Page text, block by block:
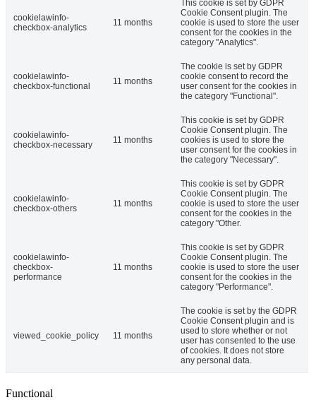
cookielawinfo-
checkbox-analytics
11 months
This cookie is set by GDPR
Cookie Consent plugin. The
cookie is used to store the user
consent for the cookies in the
category "Analytics".
cookielawinfo-
checkbox-functional
11 months
The cookie is set by GDPR
cookie consent to record the
user consent for the cookies in
the category "Functional".
cookielawinfo-
checkbox-necessary
11 months
This cookie is set by GDPR
Cookie Consent plugin. The
cookies is used to store the
user consent for the cookies in
the category "Necessary".
cookielawinfo-
checkbox-others
11 months
This cookie is set by GDPR
Cookie Consent plugin. The
cookie is used to store the user
consent for the cookies in the
category "Other.
cookielawinfo-
checkbox-
performance
11 months
This cookie is set by GDPR
Cookie Consent plugin. The
cookie is used to store the user
consent for the cookies in the
category "Performance".
viewed_cookie_policy 11 months
The cookie is set by the GDPR
Cookie Consent plugin and is
used to store whether or not
user has consented to the use
of cookies. It does not store
any personal data.
Functional